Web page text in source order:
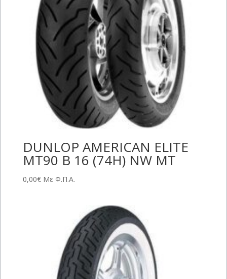
DUNLOP AMERICAN ELITE
MT90 B 16 (74H) NW MT
0,00€ Με Φ.Π.Α.